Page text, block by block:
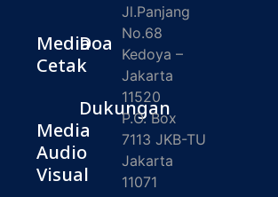
Media
Cetak
Media
Audio
Visual
Doa
Dukungan
Jl.Panjang
No.68
Kedoya –
Jakarta
11520
P.O. Box
7113 JKB-TU
Jakarta
11071